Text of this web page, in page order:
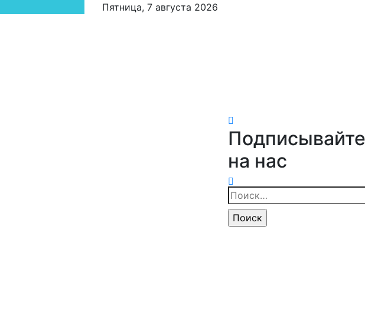
Пятница, 7 августа 2026
на нас
Найти: